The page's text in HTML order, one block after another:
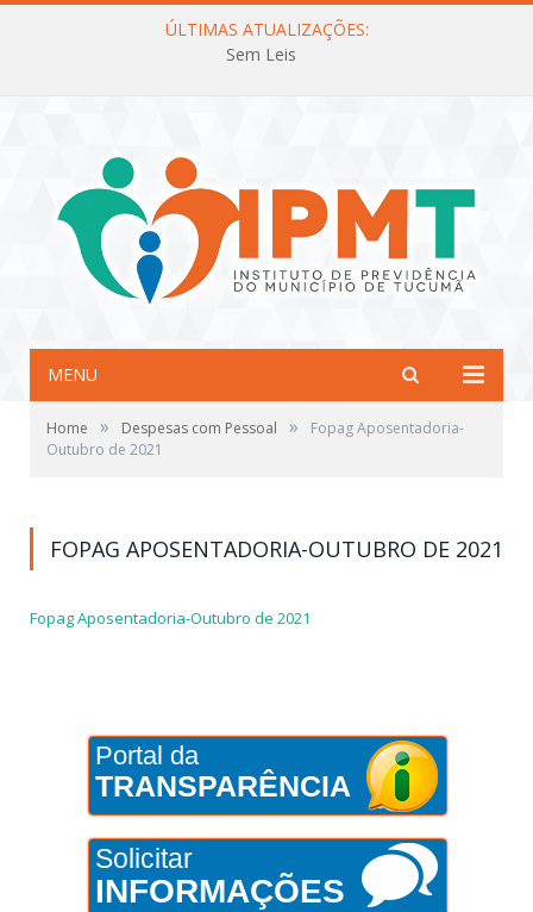
ÚLTIMAS ATUALIZAÇÕES:
Sem Leis
MENU
Home » Despesas com Pessoal »
Fopag Aposentadoria-
Outubro de 2021
FOPAG APOSENTADORIA-OUTUBRO DE 2021
Fopag Aposentadoria-Outubro de 2021
Portal da
TRANSPARÊNCIA
Solicitar
INFORMAÇÕES